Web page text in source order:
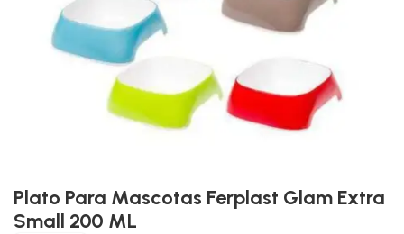
Plato Para Mascotas Ferplast Glam Extra
Small 200 ML